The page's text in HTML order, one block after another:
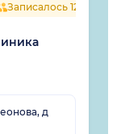
Записалось 123
д